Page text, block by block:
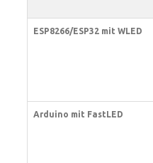
ESP8266/ESP32 mit WLED
Arduino mit FastLED